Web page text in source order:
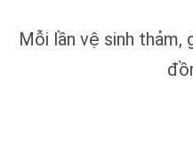
Mỗi lần vệ sinh thảm,